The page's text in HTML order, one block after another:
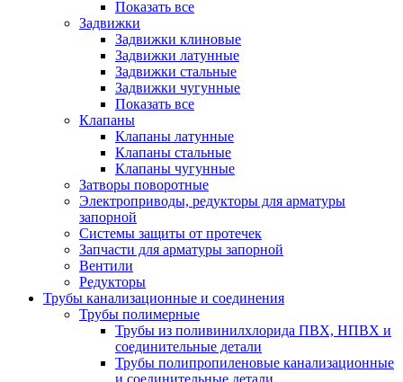
Показать все
Задвижки
Задвижки клиновые
Задвижки латунные
Задвижки стальные
Задвижки чугунные
Показать все
Клапаны
Клапаны латунные
Клапаны стальные
Клапаны чугунные
Затворы поворотные
Электроприводы, редукторы для арматуры
запорной
Системы защиты от протечек
Запчасти для арматуры запорной
Вентили
Редукторы
Трубы канализационные и соединения
Трубы полимерные
Трубы из поливинилхлорида ПВХ, НПВХ и
соединительные детали
Трубы полипропиленовые канализационные
и соединительные детали